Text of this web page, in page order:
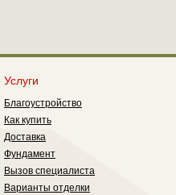
Услуги
Благоустройство
Как купить
Доставка
Фундамент
Вызов специалиста
Варианты отделки